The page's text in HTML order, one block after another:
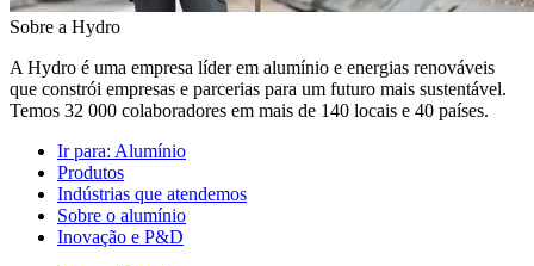
Sobre a Hydro
A Hydro é uma empresa líder em alumínio e energias renováveis
que constrói empresas e parcerias para um futuro mais sustentável.
Temos 32 000 colaboradores em mais de 140 locais e 40 países.
Ir para: Alumínio
Produtos
Indústrias que atendemos
Sobre o alumínio
Inovação e P&D